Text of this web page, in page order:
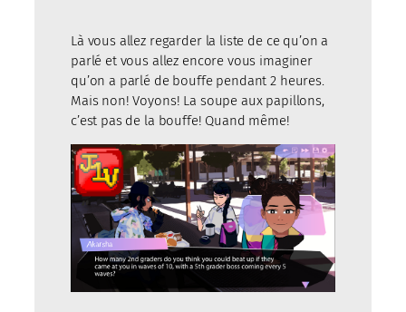
Là vous allez regarder la liste de ce qu’on a
parlé et vous allez encore vous imaginer
qu’on a parlé de bouffe pendant 2 heures.
Mais non! Voyons! La soupe aux papillons,
c’est pas de la bouffe! Quand même!